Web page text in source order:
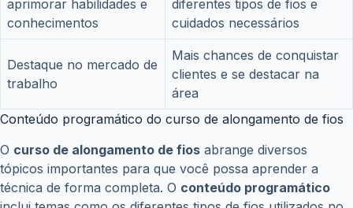
ANTERIOR PRÓXIMO
Posts relacionados
do Crédito do Trabalhador; empresas devem seguir
regras atualizadas
julho 3, 2026